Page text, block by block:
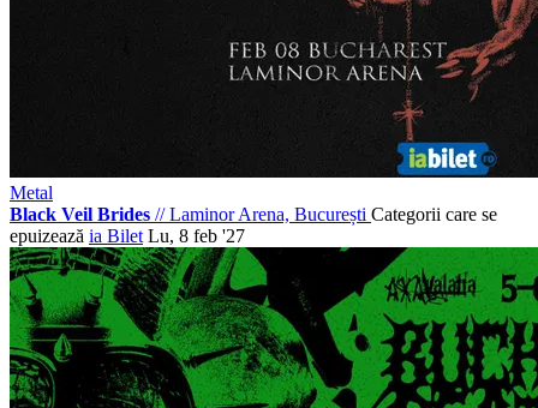
Metal
Black Veil Brides //Laminor Arena, București Categorii care se
epuizează ia Bilet Lu, 8 feb '27